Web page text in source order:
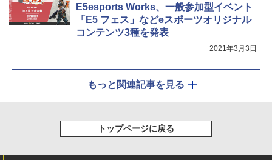
E5esports Works、一般参加型イベント
「E5 フェス」などeスポーツオリジナル
コンテンツ3種を発表
2021年3月3日
もっと関連記事を見る
トップページに戻る